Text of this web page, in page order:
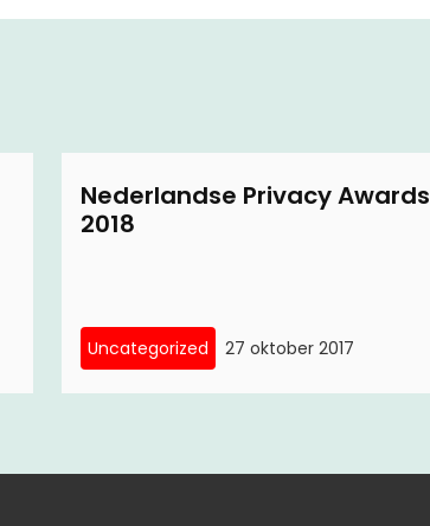
Nederlandse Privacy Awards
2018
Uncategorized 27 oktober 2017